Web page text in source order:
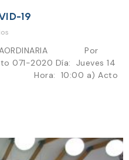
19
Por
071-2020 Día: Jueves 14
10:00 a) Acto